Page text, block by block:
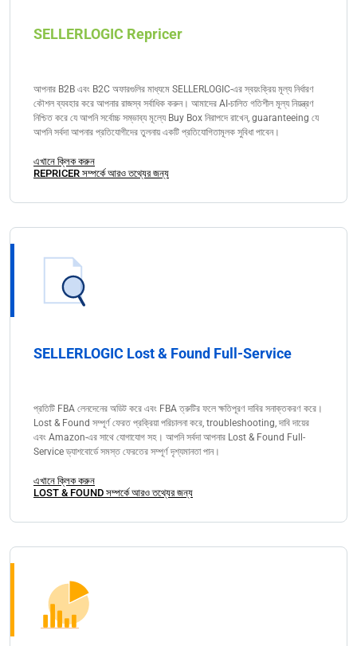
SELLERLOGIC Repricer
আপনার B2B এবং B2C অফারগুলির মাধ্যমে SELLERLOGIC-এর স্বয়ংক্রিয় মূল্য নির্ধারণ
কৌশল ব্যবহার করে আপনার রাজস্ব সর্বাধিক করুন। আমাদের AI-চালিত গতিশীল মূল্য নিয়ন্ত্রণ
নিশ্চিত করে যে আপনি সর্বোচ্চ সম্ভাব্য মূল্যে Buy Box নিরাপদে রাখেন, guaranteeing যে
আপনি সর্বদা আপনার প্রতিযোগীদের তুলনায় একটি প্রতিযোগিতামূলক সুবিধা পাবেন।
এখানে ক্লিক করুন
REPRICER সম্পর্কে আরও তথ্যের জন্য
SELLERLOGIC Lost & Found Full-Service
প্রতিটি FBA লেনদেনের অডিট করে এবং FBA ত্রুটির ফলে ক্ষতিপূরণ দাবির সনাক্তকরণ করে।
Lost & Found সম্পূর্ণ ফেরত প্রক্রিয়া পরিচালনা করে, troubleshooting, দাবি দায়ের
এবং Amazon-এর সাথে যোগাযোগ সহ। আপনি সর্বদা আপনার Lost & Found Full-
Service ড্যাশবোর্ডে সমস্ত ফেরতের সম্পূর্ণ দৃশ্যমানতা পান।
এখানে ক্লিক করুন
LOST & FOUND সম্পর্কে আরও তথ্যের জন্য